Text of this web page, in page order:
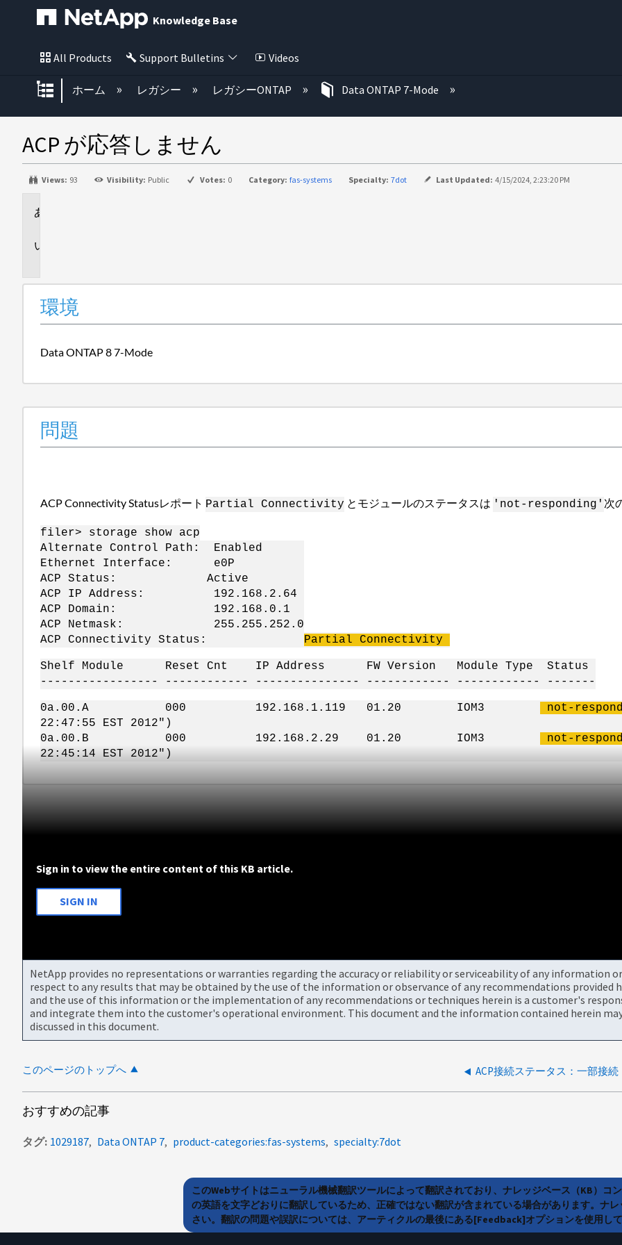
Knowledge Base
All Products Support Bulletins Videos
グローバル階層を展開/折りたたむ
ホーム レガシー レガシーONTAP Data ONTAP 7-Mode
ACP が応答しません
Views: 93 Visibility: Public Votes: 0 Category: fas-systems Specialty: 7dot Last Updated: 4/15/2024, 2:23:20 PM
環境
Data ONTAP 8 7-Mode
問題
ACP Connectivity Statusレポート Partial Connectivity とモジュールのステータスは 'not-responding' 次
filer> storage show acp
Alternate Control Path: Enabled
Ethernet Interface: e0P
ACP Status: Active
ACP IP Address: 192.168.2.64
ACP Domain: 192.168.0.1
ACP Netmask: 255.255.252.0
ACP Connectivity Status:
Partial Connectivity
Shelf Module Reset Cnt IP Address FW Version Module Type Status
----------------- ------------ --------------- ------------ ------------ -------
0a.00.A 000 192.168.1.119 01.20 IOM3 not-
22:47:55 EST 2012")
0a.00.B 000 192.168.2.29 01.20 IOM3
not-
22:45:14 EST 2012")
Sign in to view the entire content of this KB article.
SIGN IN
NetApp provides no representations or warranties regarding the accuracy or reliability or serviceability of any information
respect to any results that may be obtained by the use of the information or observance of any recommendations provided
and the use of this information or the implementation of any recommendations or techniques herein is a customer's
and integrate them into the customer's operational environment. This document and the information contained herein
discussed in this document.
このページのトップへ ACP接続ステータス：一部接続
おすすめの記事
タグ 1029187 Data ONTAP 7 product-categories:fas-systems specialty:7dot
このWebサイトはニューラル機械翻訳ツールによって翻訳されており、ナレッジベース（KB）
の英語を文字どおりに翻訳しているため、正確ではない翻訳が含まれている場合があります。ナ
さい。翻訳の問題や誤訳については、アーティクルの最後にある[Feedback]オプションを使用して